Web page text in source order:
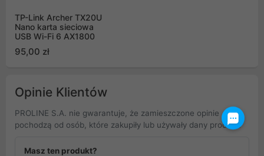
TP-Link Archer TX20U
Nano karta sieciowa
USB Wi-Fi 6 AX1800
95,00 zł
Opinie Klientów
PROLINE S.A. nie gwarantuje, że zamieszczone opinie
pochodzą od osób, które zakupiły lub używały dany produkt.
Masz ten produkt?